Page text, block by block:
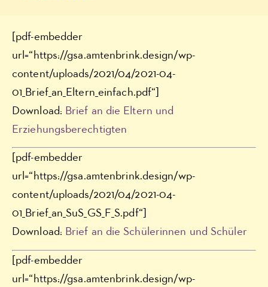
[pdf-embedder
url=“https://gsa.amtenbrink.design/wp-
content/uploads/2021/04/2021-04-
01_Brief_an_Eltern_einfach.pdf“]
Download: Brief an die Eltern und
Erziehungsberechtigten
[pdf-embedder
url=“https://gsa.amtenbrink.design/wp-
content/uploads/2021/04/2021-04-
01_Brief_an_SuS_GS_F_S.pdf“]
Download: Brief an die Schülerinnen und Schüler
[pdf-embedder
url=“https://gsa.amtenbrink.design/wp-